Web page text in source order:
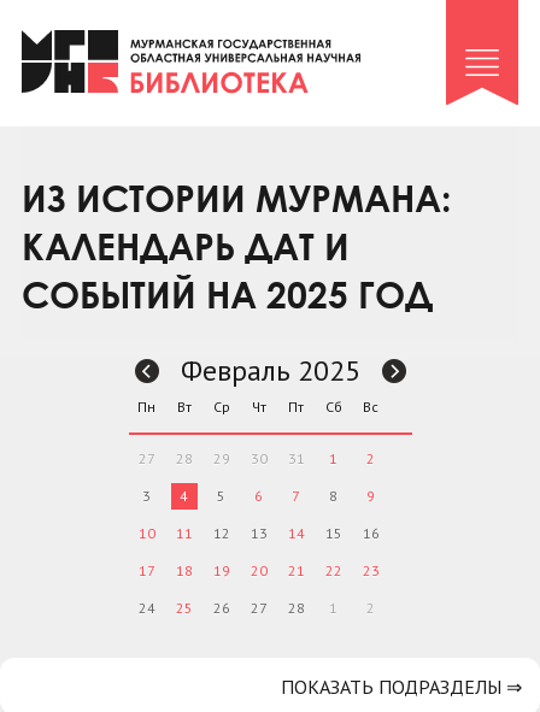
Клуб «Гиря и сельдерей»
Клуб «Семейный архив»
Коллегам
Контакты
ИЗ ИСТОРИИ МУРМАНА:
КАЛЕНДАРЬ ДАТ И
СОБЫТИЙ НА 2025 ГОД
Февраль 2025
Пн Вт Ср Чт Пт Сб Вс
27 28 29 30 31 1 2
3 4 5 6 7 8 9
10 11 12 13 14 15 16
17 18 19 20 21 22 23
24 25 26 27 28 1 2
ПОКАЗАТЬ ПОДРАЗДЕЛЫ ⇒